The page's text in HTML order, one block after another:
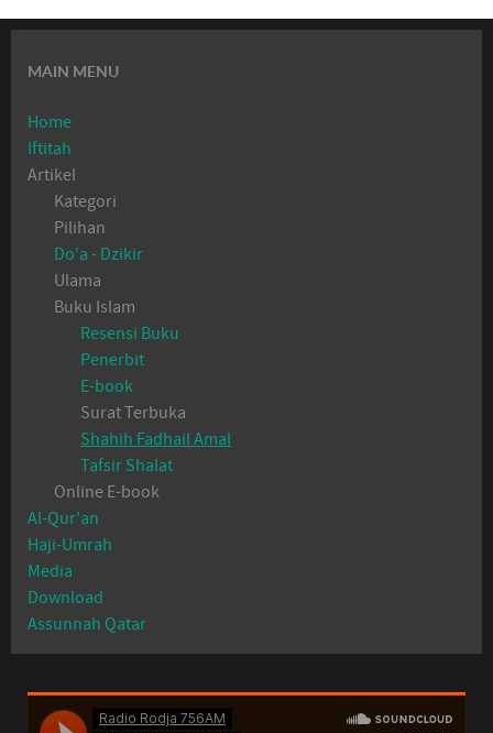
MAIN MENU
Home
Iftitah
Artikel
Kategori
Pilihan
Do'a - Dzikir
Ulama
Buku Islam
Resensi Buku
Penerbit
E-book
Surat Terbuka
Shahih Fadhail Amal
Tafsir Shalat
Online E-book
Al-Qur'an
Haji-Umrah
Media
Download
Assunnah Qatar